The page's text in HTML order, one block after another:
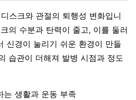
스크와 관절의 퇴행성 변화입니
의 수분과 탄력이 줄고, 이를 둘러
신경이 눌리기 쉬운 환경이 만들
습관이 더해져 발병 시점과 정도
는 생활과 운동 부족